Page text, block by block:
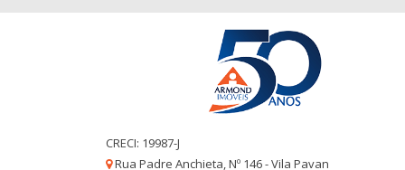
CRECI: 19987-J
Rua Padre Anchieta, Nº 146 - Vila Pavan